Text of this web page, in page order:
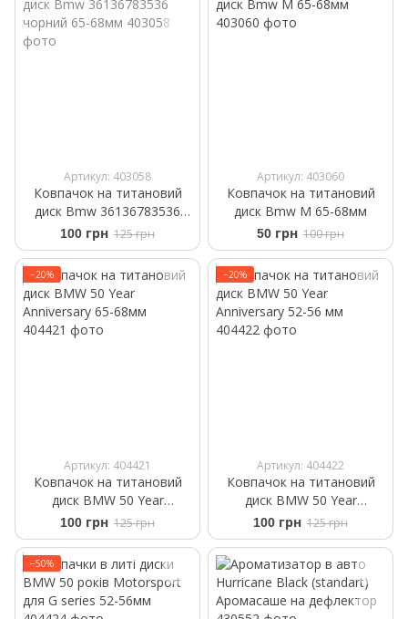
Артикул: 403058
Ковпачок на титановий
диск Bmw 36136783536
чорний 65-68мм
100 грн 125 грн
Артикул: 403060
Ковпачок на титановий
диск Bmw M 65-68мм
50 грн 100 грн
−20%
Артикул: 404421
Ковпачок на титановий
диск BMW 50 Year
Anniversary 65-68мм
100 грн 125 грн
−20%
Артикул: 404422
Ковпачок на титановий
диск BMW 50 Year
Anniversary 52-56 мм
100 грн 125 грн
−50%